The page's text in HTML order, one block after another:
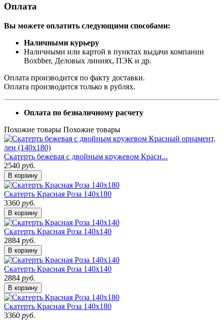
Оплата
Вы можете оплатить следующими способами:
Наличными курьеру
Наличными или картой в пунктах выдачи компании
Boxbber, Деловых линиях, ПЭК и др.
Оплата производится по факту доставки.
Оплата производится только в рублях.
Оплата по безналичному расчету
Похожие товары Похожие товары
Скатерть бежевая с двойным кружевом Красн...
2540 руб.
В корзину
Скатерть Красная Роза 140х180
3360 руб.
В корзину
Скатерть Красная Роза 140х140
2884 руб.
В корзину
Скатерть Красная Роза 140х140
2884 руб.
В корзину
Скатерть Красная Роза 140х180
3360 руб.